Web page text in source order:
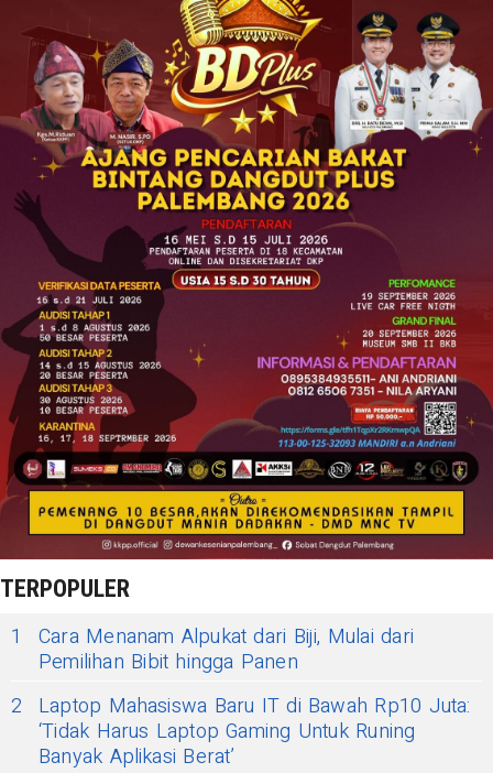
TERPOPULER
1
Cara Menanam Alpukat dari Biji, Mulai dari
Pemilihan Bibit hingga Panen
2
Laptop Mahasiswa Baru IT di Bawah Rp10 Juta:
‘Tidak Harus Laptop Gaming Untuk Runing
Banyak Aplikasi Berat’